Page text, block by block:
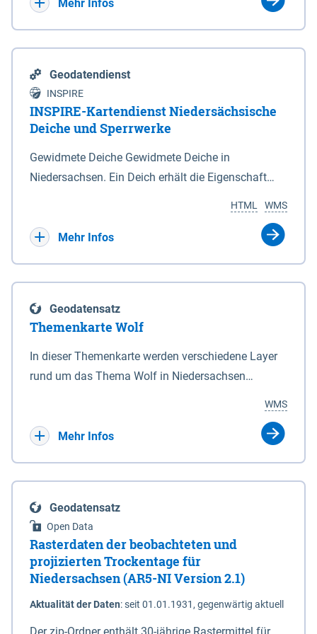
Mehr Infos
Geodatendienst
INSPIRE
INSPIRE-Kartendienst Niedersächsische
Deiche und Sperrwerke
Gewidmete Deiche Gewidmete Deiche in
Niedersachsen. Ein Deich erhält die Eigenschaft
Deichbehörde durch Verordnung ausspricht. Für
enthalten. Sperrwerke Sperrwerke sind Bauwerke
mit Sperrvorrichtungen in Tidegewässern, die dem
Schutz eines Gebietes vor erhöhten Tiden, vor allem
vor Sturmfluten, zu dienen bestimmt sind (§2 Abs.3
Eigenschaft eines Sperrwerkes durch Widmung, die
die Deichbehörde durch Verordnung ausspricht.
WMS
HTML
Mehr Infos
Geodatensatz
Themenkarte Wolf
In dieser Themenkarte werden verschiedene Layer
rund um das Thema Wolf in Niedersachsen
sowie Status der bestehenden Wolfsterritorien im
laufenden Monitoringjahr.
WMS
Mehr Infos
Geodatensatz
Open Data
Rasterdaten der beobachteten und
projizierten Trockentage für
Niedersachsen (AR5-NI Version 2.1)
Aktualität der Daten:seit 01.01.1931, gegenwärtig aktuell